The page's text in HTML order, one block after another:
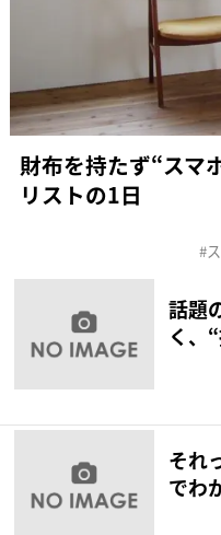
財布を持たず“スマ
リストの1日
話題
く、
それ
でわ